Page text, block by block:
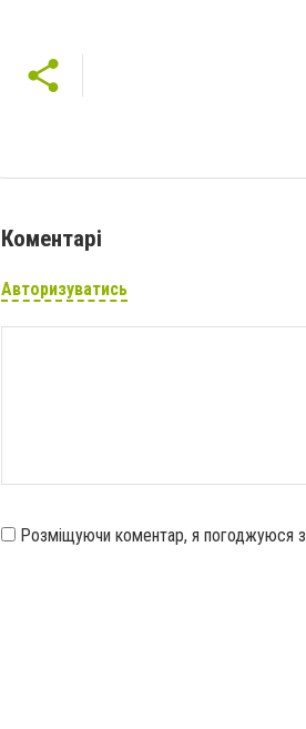
Коментарі
Авторизуватись
Розміщуючи коментар, я погоджуюся з